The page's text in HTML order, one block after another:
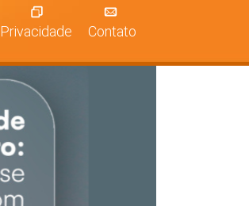
Privacidade Contato